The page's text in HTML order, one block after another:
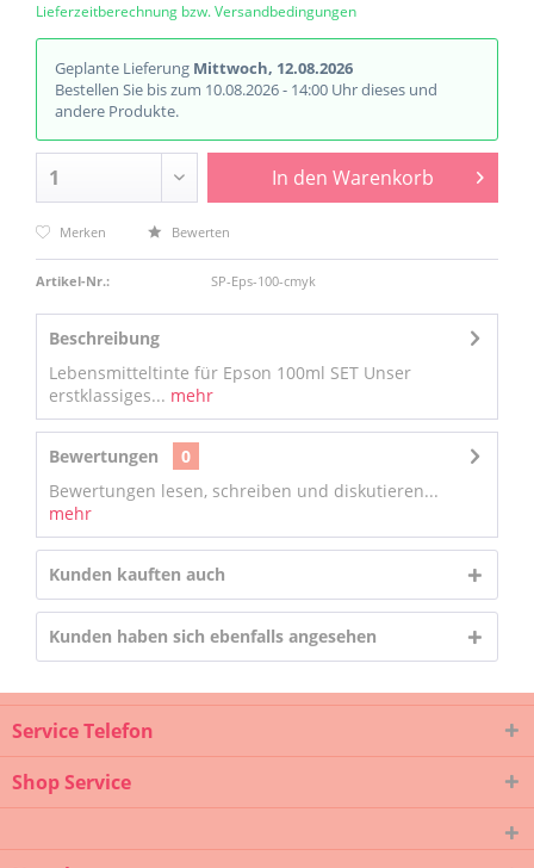
Lieferzeitberechnung bzw. Versandbedingungen
Geplante Lieferung Mittwoch, 12.08.2026
Bestellen Sie bis zum 10.08.2026 - 14:00 Uhr dieses und
andere Produkte.
In den Warenkorb
Merken Bewerten
Artikel-Nr.: SP-Eps-100-cmyk
Beschreibung
Lebensmitteltinte für Epson 100ml SET Unser
erstklassiges... mehr
Bewertungen
0
Bewertungen lesen, schreiben und diskutieren...
mehr
Kunden kauften auch
Kunden haben sich ebenfalls angesehen
Service Telefon
Shop Service